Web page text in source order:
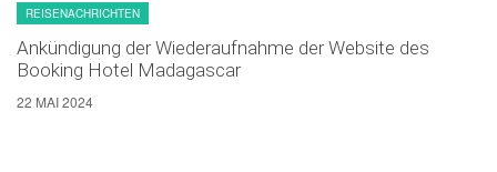
REISENACHRICHTEN
Ankündigung der Wiederaufnahme der Website des
Booking Hotel Madagascar
22 MAI 2024